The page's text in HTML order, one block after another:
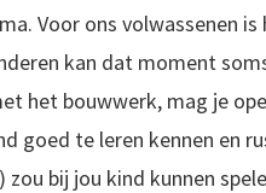
Voor ons volwassenen
kan dat moment
het bouwwerk, mag je
goed te leren kennen en
bij jou kind kunnen